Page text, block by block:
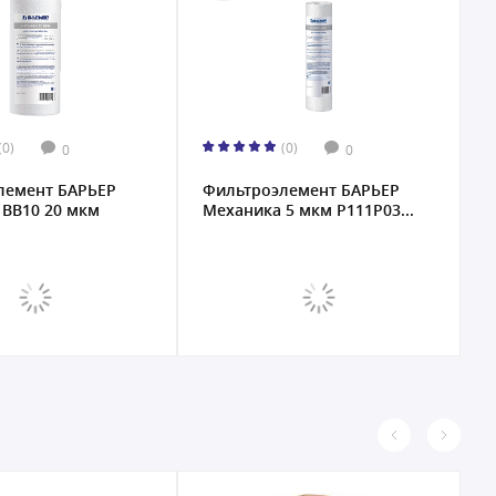
0
БАРЬЕР
20 мкм
(0) 0
Фильтроэлемент БАРЬЕР
Механика 5 мкм Р111Р03...